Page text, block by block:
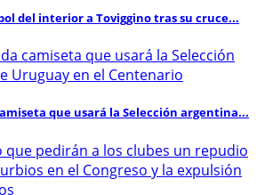
del interior a Toviggino tras su cruce...
que usará la Selección argentina...